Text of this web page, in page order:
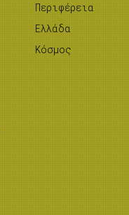
Περιφέρεια
Ελλάδα
Κόσμος